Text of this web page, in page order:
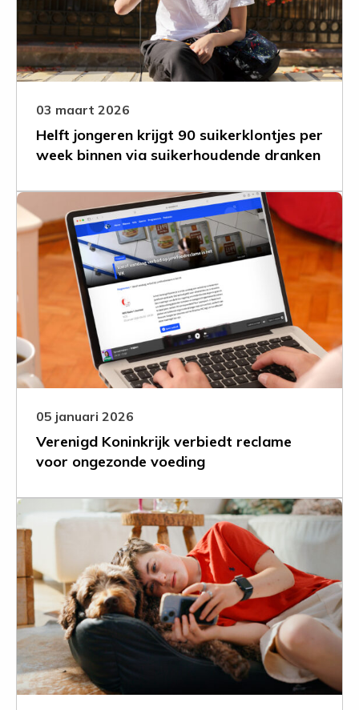
Helft jongeren krijgt 90 suikerklontjes per
week binnen via suikerhoudende dranken
03 maart 2026
90
suikerklontjes
per
week
binnen
dranken
Verenigd Koninkrijk verbiedt reclame
voor ongezonde voeding
05 januari 2026
Leer
meer
over
Verenigd
Koninkrijk
verbiedt
reclame
voor
ongezonde
voeding
Leer
meer
over
Zo
ziet
dat
eruit
door
de
ogen
van